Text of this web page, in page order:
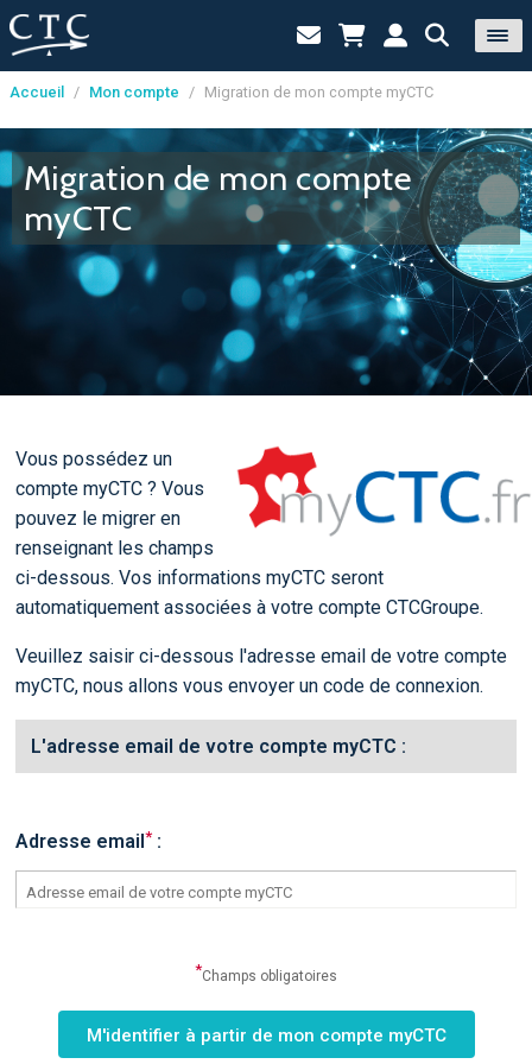
Panneau de gestion des cookies
Accueil / Mon compte / Migration de mon compte myCTC
Migration de mon compte
myCTC
Vous possédez un
compte myCTC ? Vous
pouvez le migrer en
renseignant les champs
ci-dessous. Vos informations myCTC seront
automatiquement associées à votre compte CTCGroupe.
Veuillez saisir ci-dessous l'adresse email de votre compte
myCTC, nous allons vous envoyer un code de connexion.
L'adresse email de votre compte myCTC :
Adresse email*:
*Champs obligatoires